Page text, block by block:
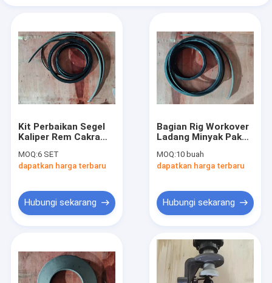
Kit Perbaikan Segel
Kaliper Rem Cakram
Cadang Rig Workover
MOQ:6 SET
dapatkan harga terbaru
Hubungi sekarang
Bagian Rig Workover
Ladang Minyak Paket
Penjepit
Keselamatan Rem
MOQ:10 buah
dapatkan harga terbaru
Hubungi sekarang